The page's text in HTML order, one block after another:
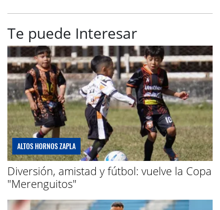
Te puede Interesar
ALTOS HORNOS ZAPLA
Diversión, amistad y fútbol: vuelve la Copa
"Merenguitos"